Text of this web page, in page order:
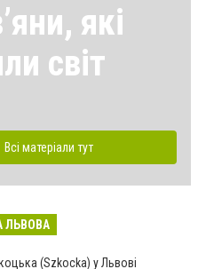
які
світ
Всі матеріали тут
ЛЬВОВА
(Szkocka) у Львові